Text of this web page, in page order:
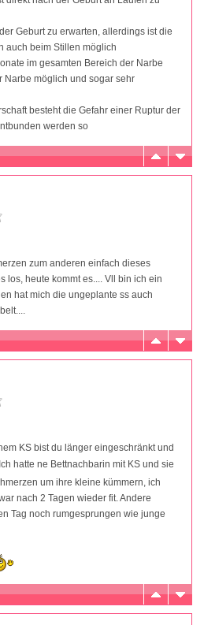
Geburt zu erwarten, allerdings ist die
auch beim Stillen möglich
im gesamten Bereich der Narbe
Narbe möglich und sogar sehr
besteht die Gefahr einer Ruptur der
werden so
zum anderen einfach dieses
los, heute kommt es.... Vll bin ich ein
hat mich die ungeplante ss auch
KS bist du länger eingeschränkt und
Ich hatte ne Bettnachbarin mit KS und sie
um ihre kleine kümmern, ich
nach 2 Tagen wieder fit. Andere
Tag noch rumgesprungen wie junge